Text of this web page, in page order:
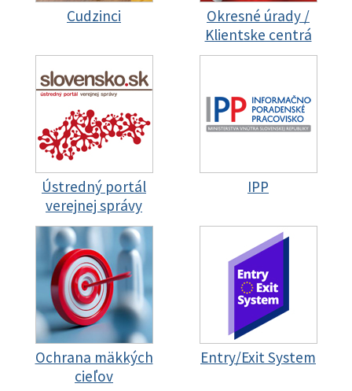
Cudzinci
Okresné úrady /
Klientske centrá
Ústredný portál
verejnej správy
IPP
Ochrana mäkkých
cieľov
Entry/Exit System